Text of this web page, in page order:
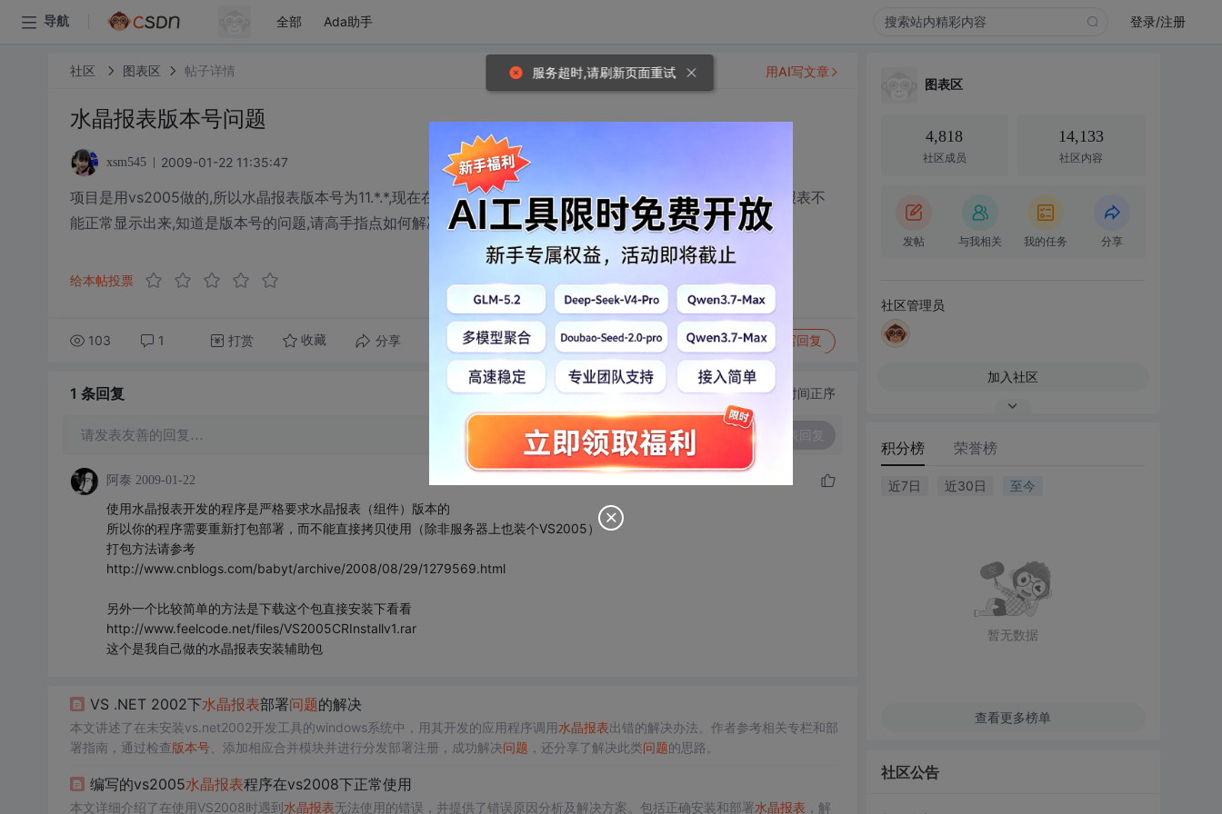
导航 全部 Ada助手 登录/注册
社区 图表区 帖子详情
水晶报表版本号问题
xsm545 2009-01-22 11:35:47
项目是用vs2005做的,所以水晶报表版本号为11.*.*,现在在服务器上装了水晶报表版本号是10.*.*,项目发布后,水晶报表不
能正常显示出来,知道是版本号的问题,请高手指点如何解决.3Q
给本帖投票
103 1 打赏 收藏 分享 转发到动态 举报 写回复
用AI写文章
1 条回复 切换为时间正序
请发表友善的回复…
阿泰 2009-01-22
使用水晶报表开发的程序是严格要求水晶报表（组件）版本的
所以你的程序需要重新打包部署，而不能直接拷贝使用（除非服务器上也装个VS2005）
打包方法请参考
http://www.cnblogs.com/babyt/archive/2008/08/29/1279569.html
另外一个比较简单的方法是下载这个包直接安装下看看
http://www.feelcode.net/files/VS2005CRInstallv1.rar
这个是我自己做的水晶报表安装辅助包
VS .NET 2002下水晶报表部署问题的解决
本文讲述了在未安装vs.net2002开发工具的windows系统中，用其开发的应用程序调用水晶报表出错的解决办法。作者参考相关专栏和部
署指南，通过检查版本号、添加相应合并模块并进行分发部署注册，成功解决问题 ，还分享了解决此类问题的思路。
编写的vs2005水晶报表程序在vs2008下正常使用
本文详细介绍了在使用VS2008时遇到水晶报表无法使用的错误，并提供了错误原因分析及解决方案。包括正确安装和部署水晶报表 ，解
图表区
4,818
社区成员
14,133
社区内容
发帖 与我相关 我的任务 分享
社区管理员
加入社区
积分榜 荣誉榜
近7日 近30日 至今
暂无数据
查看更多榜单
社区公告
服务超时,请刷新页面重试